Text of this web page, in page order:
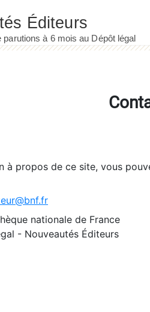
à propos de ce site, vous
nationale de France
- Nouveautés Éditeurs